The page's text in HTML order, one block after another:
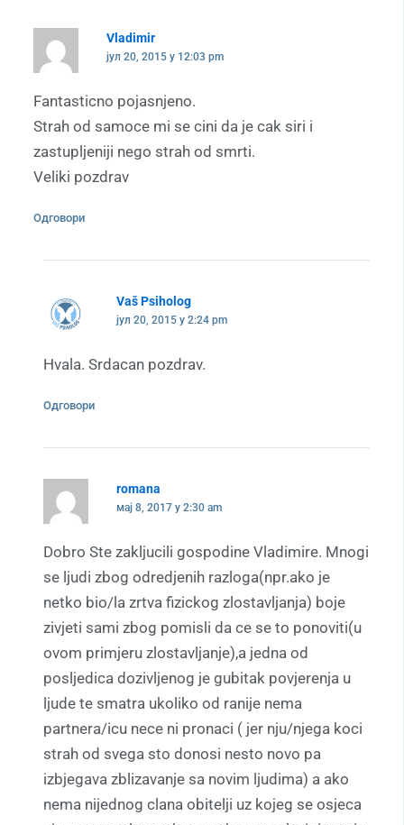
Vladimir
јул 20, 2015 у 12:03 pm
Fantasticno pojasnjeno.
Strah od samoce mi se cini da je cak siri i
zastupljeniji nego strah od smrti.
Veliki pozdrav
Одговори
Vaš Psiholog
јул 20, 2015 у 2:24 pm
Hvala. Srdacan pozdrav.
Одговори
romana
мај 8, 2017 у 2:30 am
Dobro Ste zakljucili gospodine Vladimire. Mnogi
se ljudi zbog odredjenih razloga(npr.ako je
netko bio/la zrtva fizickog zlostavljanja) boje
zivjeti sami zbog pomisli da ce se to ponoviti(u
ovom primjeru zlostavljanje),a jedna od
posljedica dozivljenog je gubitak povjerenja u
ljude te smatra ukoliko od ranije nema
partnera/icu nece ni pronaci ( jer nju/njega koci
strah od svega sto donosi nesto novo pa
izbjegava zblizavanje sa novim ljudima) a ako
nema nijednog clana obitelji uz kojeg se osjeca